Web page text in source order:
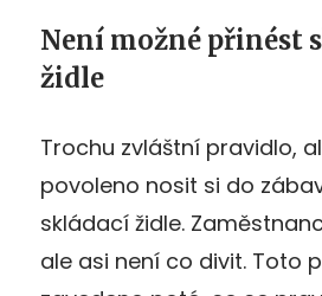
Není možné přinést
židle
Trochu zvláštní pravidlo,
povoleno nosit si do
skládací židle.
ale asi není co divit. Toto